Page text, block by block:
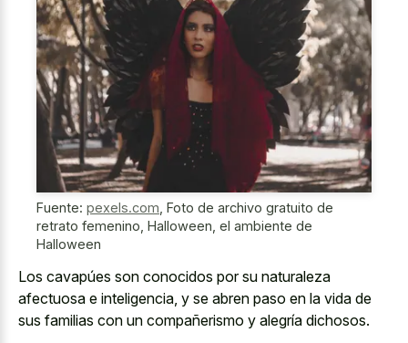
Fuente: pexels.com Foto de archivo gratuito de
retrato femenino, Halloween, el ambiente de
Halloween
Los cavapúes son conocidos por su naturaleza
afectuosa e inteligencia, y se abren paso en la vida de
sus familias con un compañerismo y alegría dichosos.